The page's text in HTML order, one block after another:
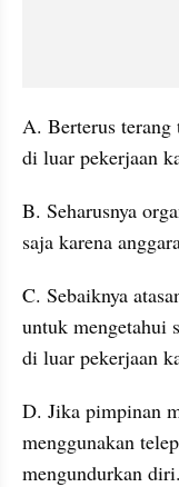
A. Berterus terang
di luar pekerjaan
B. Seharusnya
saja karena
C. Sebaiknya
untuk mengetahui
di luar pekerjaan
D. Jika pimpinan
menggunakan
mengundurkan diri.